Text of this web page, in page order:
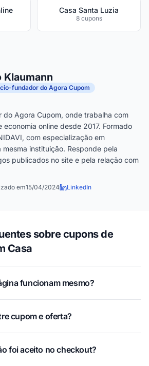
Casa Santa Luzia
8 cupons
Klaumann
fundador do Agora Cupom
do Agora Cupom, onde trabalha com
online desde 2017. Formado
com especialização em
instituição. Responde pela
publicados no site e pela relação com
em15/04/2024 LinkedIn
sobre cupons de
Casa
funcionam mesmo?
cupom e oferta?
foi aceito no checkout?